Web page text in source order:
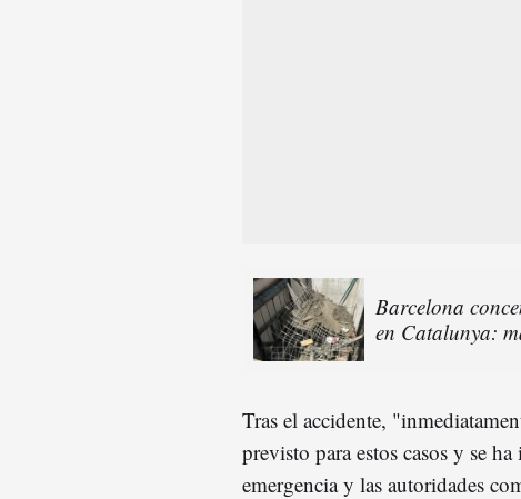
Barcelona
en Catalunya:
Tras el accidente,
previsto para estos casos y se
emergencia y las autoridades